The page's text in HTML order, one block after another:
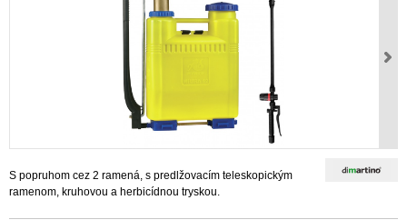
S popruhom cez 2 ramená, s predlžovacím teleskopickým
ramenom, kruhovou a herbicídnou tryskou.